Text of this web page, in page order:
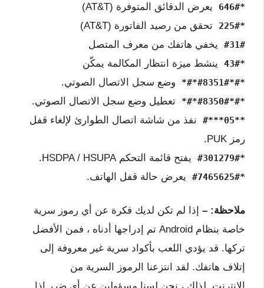
*646# يعرض الدقائق المتوفرة (AT&T)
*225# تحقق من رصيد الفاتورة (AT&T)
#31# يخفي هاتفك من معرف المتصل
*43# ينشط ميزة انتظار المكالمة يمكّن
*#*#8351#*#* وضع سجل الاتصال الصوتي.
*#*#8350#*#* تعطيل وضع سجل الاتصال الصوتي.
**05***#
نفذ من شاشة اتصال الطوارئ لإلغاء قفل
رمز PUK.
*#301279# يفتح قائمة التحكم HSDPA / HSUPA.
*#7465625# يعرض حالة قفل الهاتف.
ملاحظة: – إذا لم تكن لديك فكرة عن أي رموز سرية
خاصة بنظام Android تم إدراجها أدناه ، فمن الأفضل
تركها. قد يؤدي اللعب بأكواد سرية غير معروفة إلى
إتلاف هاتفك. لقد انتزعنا الرموز السرية من